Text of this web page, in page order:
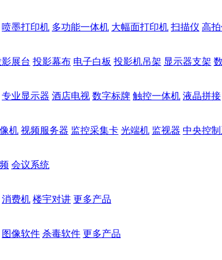
喷墨打印机 多功能一体机 大幅面打印机 扫描仪 高
展台 投影幕布 电子白板 投影机吊架 显示器支架
专业显示器 酒店电视 数字标牌 触控一体机 液晶拼接
机 视频服务器 监控采集卡 光端机 监视器 中央控
会议系统
消费机 楼宇对讲 更多产品
图像软件 杀毒软件 更多产品